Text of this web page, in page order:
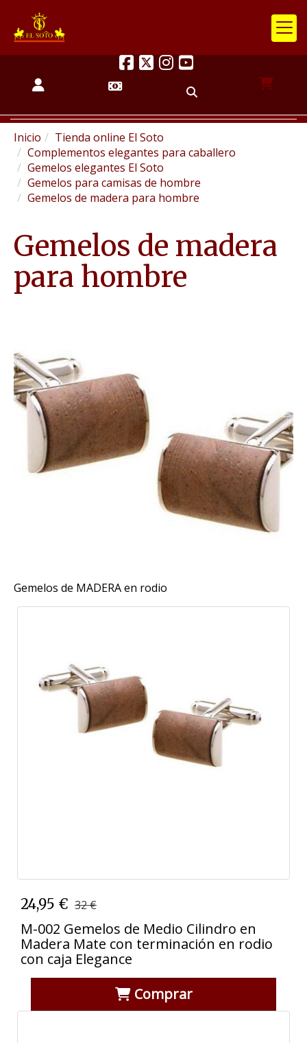
Inicio
Tienda online El Soto
Complementos elegantes para caballero
Gemelos elegantes El Soto
Gemelos para camisas de hombre
Gemelos de madera para hombre
Gemelos de madera
para hombre
Gemelos de MADERA en rodio
24,95 € 32 €
M-002 Gemelos de Medio Cilindro en
Madera Mate con terminación en rodio
con caja Elegance
Comprar